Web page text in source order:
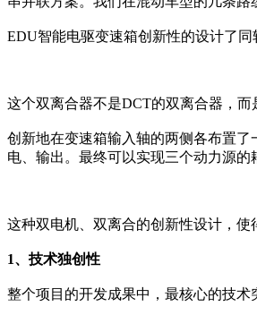
EDU智能电驱变速箱创新性的设计了
这个双离合器不是DCT的双离合器，
创新地在变速箱输入轴的两侧各布置
电、输出。最终可以实现三个动力源的
这种双电机、双离合的创新性设计，使
1、技术独创性
整个项目的开发成果中，最核心的技术